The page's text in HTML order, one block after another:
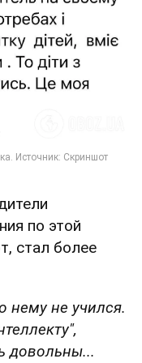
по этой
стал более
нему не учился.
довольны...